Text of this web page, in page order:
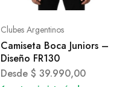
Clubes Argentinos
Camiseta Boca Juniors –
Diseño FR130
Desde $ 39.990,00